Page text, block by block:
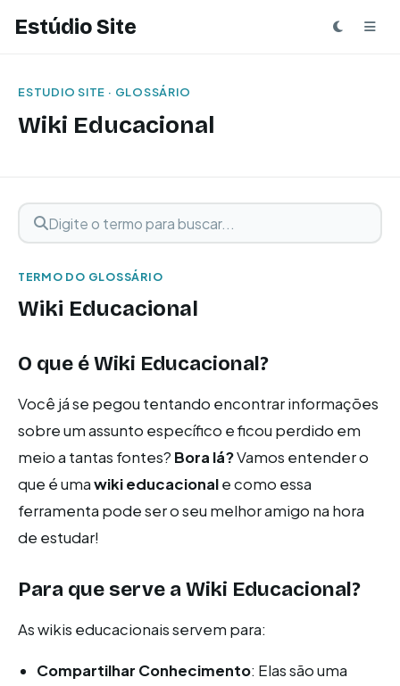
Estúdio Site
ESTUDIO SITE · GLOSSÁRIO
Wiki Educacional
Buscar termo
Digite o termo para buscar
TERMO DO GLOSSÁRIO
Wiki Educacional
O que é Wiki Educacional?
Você já se pegou tentando encontrar informações
sobre um assunto específico e ficou perdido em
meio a tantas fontes? Bora lá?Vamos entender o
que é umawiki educacionale como essa
ferramenta pode ser o seu melhor amigo na hora
de estudar!
Para que serve a Wiki Educacional?
As wikis educacionais servem para:
Compartilhar Conhecimento: Elas são uma